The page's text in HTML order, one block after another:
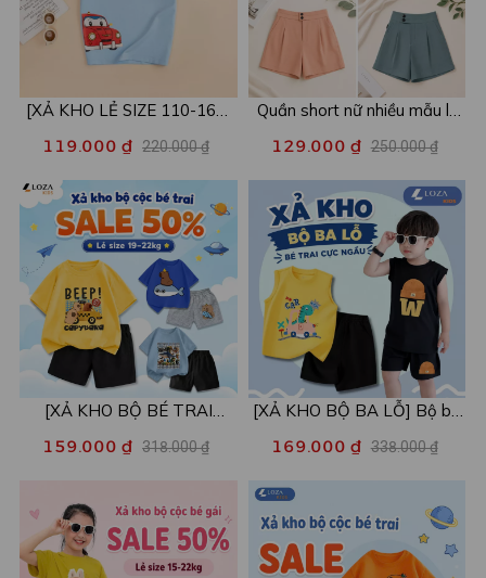
[XẢ KHO LẺ SIZE 110-160]
mẫu - Áo trẻ em từ 15-42kg
- Loza Kids XPL001
119.000 ₫ 220.000 ₫
Quần short nữ nhiều mẫu lẻ
còn 99k/c - Loza XA016
129.000 ₫ 250.000 ₫
[XẢ KHO BỘ BÉ TRAI
nhiều mẫu - Quần áo bé trai
XB003
159.000 ₫ 318.000 ₫
[XẢ KHO BỘ BA LỖ] Bộ ba
size từ 15-40kg - Quần áo
bé trai - Loza Kids XABL01
169.000 ₫ 338.000 ₫